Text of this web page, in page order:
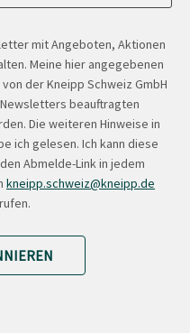
mit Angeboten, Aktionen
Meine hier angegebenen
der Kneipp Schweiz GmbH
beauftragten
Die weiteren Hinweise in
ich gelesen. Ich kann diese
Abmelde-Link in jedem
kneipp.schweiz@kneipp.de